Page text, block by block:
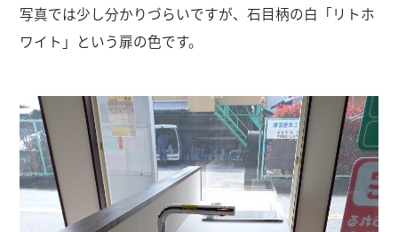
写真では少し分かりづらいですが、石目柄の白「リトホ
ワイト」という扉の色です。